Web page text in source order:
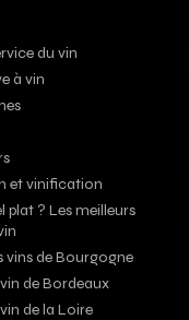
du vin
à vin
et vinification
plat ? Les meilleurs
vins de Bourgogne
de Bordeaux
de la Loire